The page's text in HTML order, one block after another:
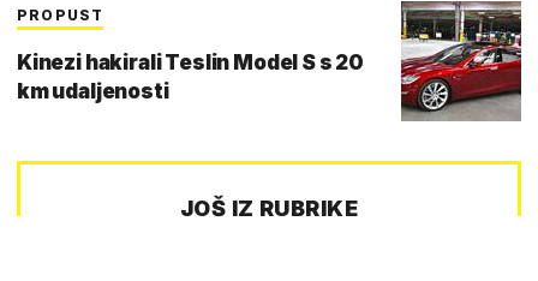
PROPUST
Kinezi hakirali Teslin Model S s 20
km udaljenosti
JOŠ IZ RUBRIKE